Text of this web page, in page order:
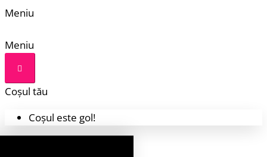
Meniu
Meniu
Coșul tău
Coșul este gol!